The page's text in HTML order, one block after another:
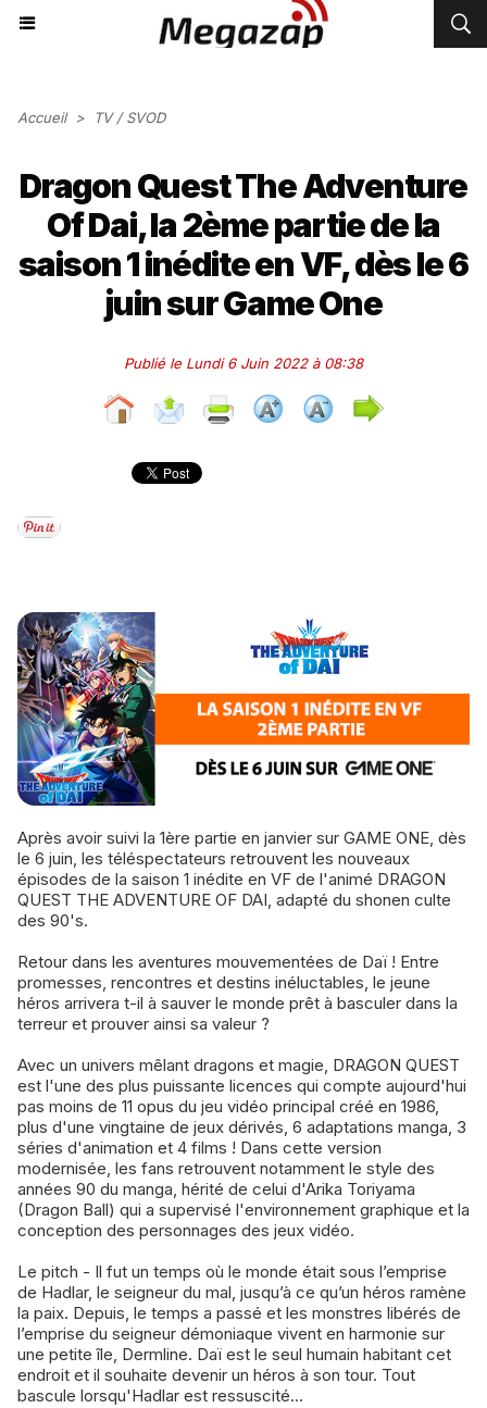
Accueil > TV / SVOD
Dragon Quest The Adventure
Of Dai, la 2ème partie de la
saison 1 inédite en VF, dès le 6
juin sur Game One
Publié le Lundi 6 Juin 2022 à 08:38
Après avoir suivi la 1ère partie en janvier sur GAME ONE, dès
le 6 juin, les téléspectateurs retrouvent les nouveaux
épisodes de la saison 1 inédite en VF de l'animé DRAGON
QUEST THE ADVENTURE OF DAI, adapté du shonen culte
des 90's.
Retour dans les aventures mouvementées de Daï ! Entre
promesses, rencontres et destins inéluctables, le jeune
héros arrivera t-il à sauver le monde prêt à basculer dans la
terreur et prouver ainsi sa valeur ?
Avec un univers mêlant dragons et magie, DRAGON QUEST
est l'une des plus puissante licences qui compte aujourd'hui
pas moins de 11 opus du jeu vidéo principal créé en 1986,
plus d'une vingtaine de jeux dérivés, 6 adaptations manga, 3
séries d'animation et 4 films ! Dans cette version
modernisée, les fans retrouvent notamment le style des
années 90 du manga, hérité de celui d'Arika Toriyama
(Dragon Ball) qui a supervisé l'environnement graphique et la
conception des personnages des jeux vidéo.
Le pitch - Il fut un temps où le monde était sous l’emprise
de Hadlar, le seigneur du mal, jusqu’à ce qu’un héros ramène
la paix. Depuis, le temps a passé et les monstres libérés de
l’emprise du seigneur démoniaque vivent en harmonie sur
une petite île, Dermline. Daï est le seul humain habitant cet
endroit et il souhaite devenir un héros à son tour. Tout
bascule lorsqu'Hadlar est ressuscité...